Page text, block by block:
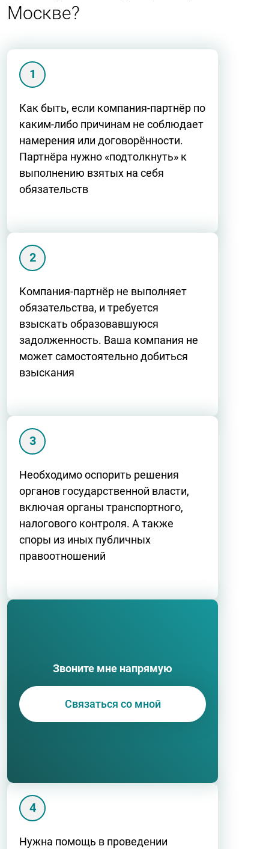
Москве?
Как быть, если компания-партнёр по
каким-либо причинам не соблюдает
намерения или договорённости.
Партнёра нужно «подтолкнуть» к
выполнению взятых на себя
обязательств
Компания-партнёр не выполняет
обязательства, и требуется
взыскать образовавшуюся
задолженность. Ваша компания не
может самостоятельно добиться
взыскания
Необходимо оспорить решения
органов государственной власти,
включая органы транспортного,
налогового контроля. А также
споры из иных публичных
правоотношений
Нужна помощь в проведении
Звоните мне напрямую
Связаться со мной